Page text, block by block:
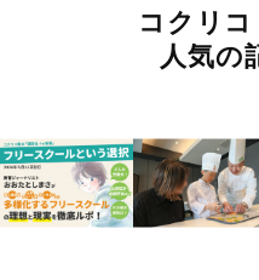
コクリ
人気の